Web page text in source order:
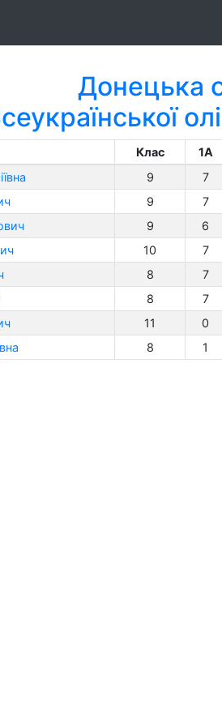
Донецька
Клас 1A
9 7
9 7
9 6
10 7
8 7
8 7
11 0
8 1